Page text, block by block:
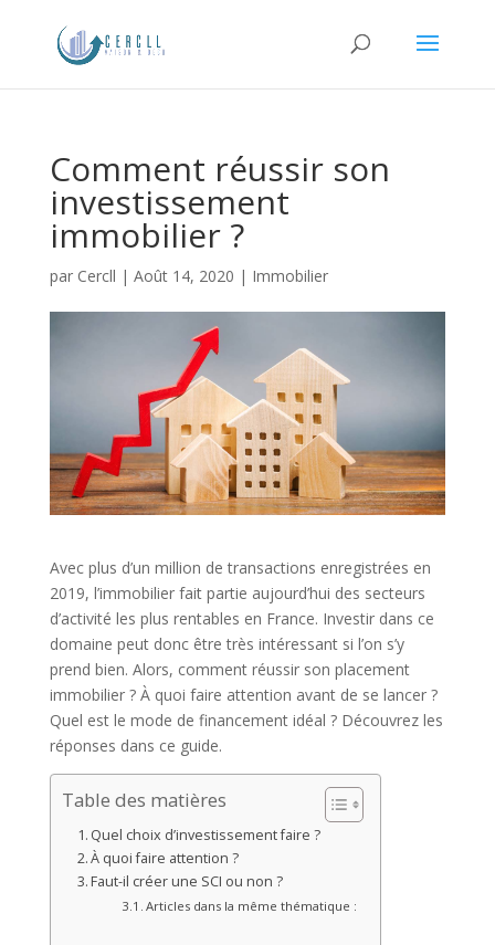
Comment réussir son
investissement
immobilier ?
par Cercll | Août 14, 2020 | Immobilier
Avec plus d’un million de transactions enregistrées en
2019, l’immobilier fait partie aujourd’hui des secteurs
d’activité les plus rentables en France. Investir dans ce
domaine peut donc être très intéressant si l’on s’y
prend bien. Alors, comment réussir son placement
immobilier ? À quoi faire attention avant de se lancer ?
Quel est le mode de financement idéal ? Découvrez les
réponses dans ce guide.
Table des matières
Quel choix d’investissement faire ?
À quoi faire attention ?
Faut-il créer une SCI ou non ?
Articles dans la même thématique :